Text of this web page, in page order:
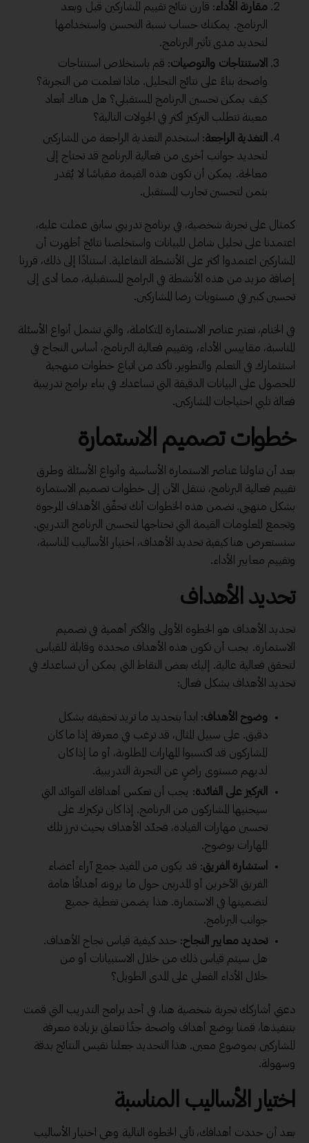
مقارنة الأداء: قارن نتائج تقييم المشاركين قبل وبعد
البرنامج. يمكنك حساب نسبة التحسن واستخدامها
لتحديد مدى تأثير البرنامج.
الاستنتاجات والتوصيات: قم باستخلاص استنتاجات
واضحة بناءً على نتائج التحليل. ماذا تعلمت من التجربة؟
كيف يمكن تحسين البرنامج المستقبلي؟ هل هناك أبعاد
معينة تتطلب التركيز أكثر في الجولات التالية؟
التغذية الراجعة: استخدم التغذية الراجعة من المشاركين
لتحديد جوانب أخرى من فعالية البرنامج قد تحتاج إلى
معالجة. يمكن أن تكون هذه القيمة مقياسًا لا يُقدر
بثمن لتحسين تجارب المستقبل.
كمثال على تجربة شخصية، في برنامج تدريبي سابق عملت عليه،
اعتمدنا على تحليل شامل للبيانات واستخلصنا نتائج أظهرت أن
المشاركين اعتمدوا أكثر على الأنشطة التفاعلية. استنادًا إلى ذلك، قررنا
إضافة مزيد من هذه الأنشطة في البرامج المستقبلية، مما أدى إلى
تحسين كبير في مستويات رضا المشاركين.
في الختام، تعتبر عناصر الاستمارة المتكاملة، والتي تشمل أنواع الأسئلة
المناسبة، مقاييس الأداء، وتقييم فعالية البرنامج، أساس النجاح في
استثمارك في التعلم والتطوير. تأكد من اتباع خطوات منهجية
للحصول على البيانات الدقيقة التي تساعدك في بناء برامج تدريبية
فعالة تلبي احتياجات المشاركين.
خطوات تصميم الاستمارة
بعد أن تناولنا عناصر الاستمارة الأساسية وأنواع الأسئلة وطرق
تقييم فعالية البرنامج، ننتقل الآن إلى خطوات تصميم الاستمارة
بشكل منهجي. تضمن هذه الخطوات أنك تحقّق الأهداف المرجوة
وتجمع المعلومات القيمة التي تحتاجها لتحسين البرنامج التدريبي.
سنستعرض هنا كيفية تحديد الأهداف، اختيار الأساليب المناسبة،
وتقييم معايير الأداء.
تحديد الأهداف
تحديد الأهداف هو الخطوة الأولى والأكثر أهمية في تصميم
الاستمارة. يجب أن تكون هذه الأهداف محددة وقابلة للقياس
لتحقق فعالية عالية. إليك بعض النقاط التي يمكن أن تساعدك في
تحديد الأهداف بشكل فعال:
وضوح الأهداف: ابدأ بتحديد ما تريد تحقيقه بشكل
دقيق. على سبيل المثال، قد ترغب في معرفة إذا ما كان
المشاركون قد اكتسبوا المهارات المطلوبة، أو ما إذا كان
لديهم مستوى راضٍ عن التجربة التدريبية.
التركيز على الفائدة: يجب أن تعكس أهدافك الفوائد التي
سيجنيها المشاركون من البرنامج. إذا كان تركيزك على
تحسين مهارات القيادة، فحدّد الأهداف بحيث تبرز تلك
المهارات بوضوح.
استشارة الفريق: قد يكون من المفيد جمع آراء أعضاء
الفريق الآخرين أو المدربين حول ما يرونه أهدافًا هامة
لتضمينها في الاستمارة. هذا يضمن تغطية جميع
جوانب البرنامج.
تحديد معايير النجاح: حدد كيفية قياس نجاح الأهداف.
هل سيتم قياس ذلك من خلال الاستبيانات أو من
خلال الأداء الفعلي على المدى الطويل؟
دعني أشاركك تجربة شخصية هنا، في أحد برامج التدريب التي قمت
بتنفيذها، قمنا بوضع أهداف واضحة جدًا تتعلق بزيادة معرفة
المشاركين بموضوع معين. هذا التحديد جعلنا نقيس النتائج بدقة
وسهولة.
اختيار الأساليب المناسبة
بعد أن حددت أهدافك، تأتي الخطوة التالية وهي اختيار الأساليب